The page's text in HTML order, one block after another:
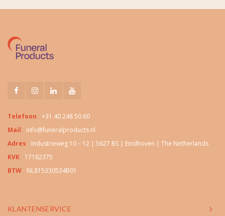
Telefoon
+31 40 248 50 60
Mail
info@funeralproducts.nl
Adres
Industrieweg 10 – 12 | 5627 BS | Eindhoven | The Netherlands
KVK
17182375
BTW
NL815330534B01
KLANTENSERVICE